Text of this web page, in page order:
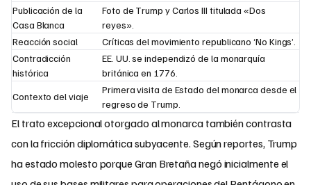
Publicación de la
Casa Blanca
Foto de Trump y Carlos III titulada «Dos
reyes».
Reacción social
Críticas del movimiento republicano ‘No Kings’.
Contradicción
histórica
EE. UU. se independizó de la monarquía
británica en 1776.
Contexto del viaje
Primera visita de Estado del monarca desde el
regreso de Trump.
El trato excepcional otorgado al monarca también contrasta
con la fricción diplomática subyacente. Según reportes, Trump
ha estado molesto porque Gran Bretaña negó inicialmente el